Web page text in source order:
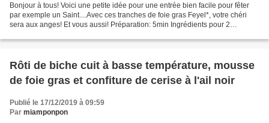
Bonjour à tous! Voici une petite idée pour une entrée bien facile pour fêter
par exemple un Saint....Avec ces tranches de foie gras Feyel*, votre chéri
sera aux anges! Et vous aussi! Préparation: 5min Ingrédients pour 2
Rôti de biche cuit à basse température, mousse
de foie gras et confiture de cerise à l'ail noir
Publié le 17/12/2019 à 09:59
Par miamponpon